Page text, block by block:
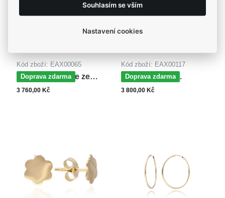
Kód zboží: EAX00065
Doprava zdarma
MOISS náušnice ze
žlutého zlata
3 760,00 Kč
Kód zboží: EAX00117
Doprava zdarma
MOISS dětské
náušnice ze žlutého
3 800,00 Kč
Souhlasím se vším
Nastavení cookies